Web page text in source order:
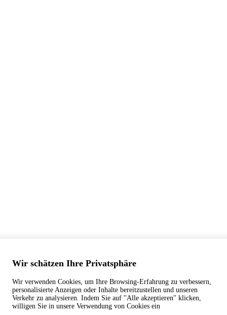
Wir schätzen Ihre Privatsphäre
Wir verwenden Cookies, um Ihre Browsing-Erfahrung zu verbessern,
personalisierte Anzeigen oder Inhalte bereitzustellen und unseren
Verkehr zu analysieren. Indem Sie auf "Alle akzeptieren" klicken,
willigen Sie in unsere Verwendung von Cookies ein